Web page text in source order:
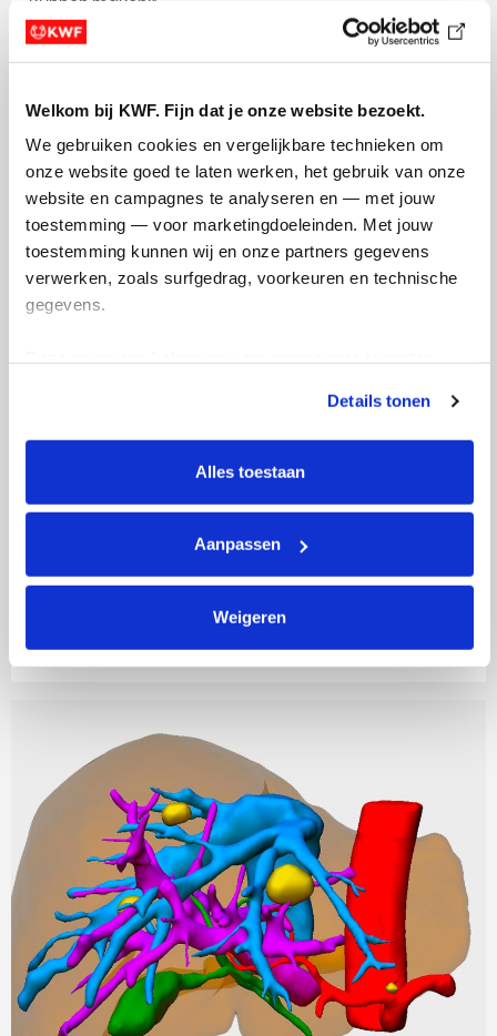
Welkom bij KWF. Fijn dat je onze website bezoekt.
We gebruiken cookies en vergelijkbare technieken om
onze website goed te laten werken, het gebruik van onze
website en campagnes te analyseren en — met jouw
toestemming — voor marketingdoeleinden. Met jouw
toestemming kunnen wij en onze partners gegevens
verwerken, zoals surfgedrag, voorkeuren en technische
gegevens.
tonen. Je kunt je toestemming op elk moment wijzigen of
intrekken via Cookie instellingen onderaan de pagina. De
lijst met cookies is te vinden in het tabblad “details”.
Details tonen
Alles toestaan
Aanpassen
Weigeren
Theo Ruers was te zien in de aflevering van Tijd voor
Max die geheel in het teken van Pink Ribbon en
volledige uitzending van 7 oktober 2025 terug te